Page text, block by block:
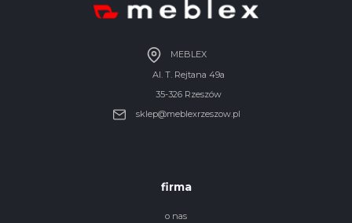
MEBLEX
Al. T. Rejtana 49a
35-326 Rzeszów
sklep@meblexrzeszow.pl
firma
o nas